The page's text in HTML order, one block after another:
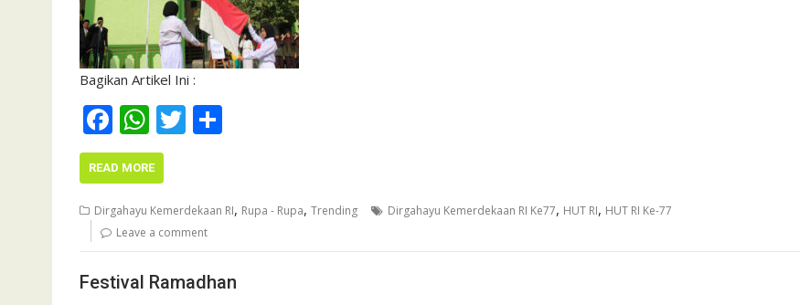
Bagikan Artikel Ini :
F
ac
e
b
o
o
k
W
h
at
s
A
p
p
T
w
er e
READ MORE
Dirgahayu Kemerdekaan RI, Rupa - Rupa, Trending Dirgahayu Kemerdekaan RI Ke77, HUT RI, HUT RI Ke-77
Leave a comment
Festival Ramadhan